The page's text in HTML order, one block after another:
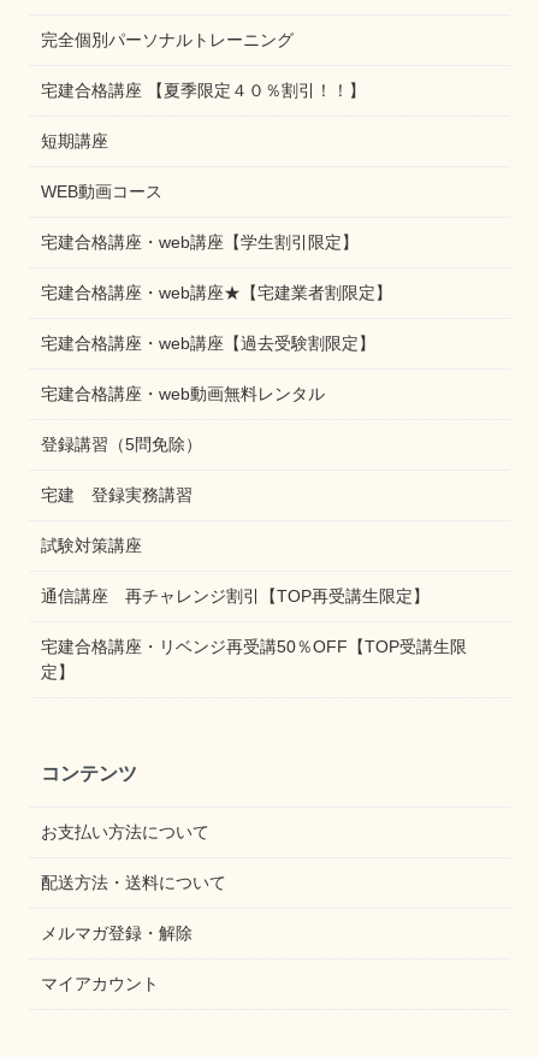
完全個別パーソナルトレーニング
宅建合格講座 【夏季限定４０％割引！！】
短期講座
WEB動画コース
宅建合格講座・web講座【学生割引限定】
宅建合格講座・web講座★【宅建業者割限定】
宅建合格講座・web講座【過去受験割限定】
宅建合格講座・web動画無料レンタル
登録講習（5問免除）
宅建 登録実務講習
試験対策講座
通信講座 再チャレンジ割引【TOP再受講生限定】
宅建合格講座・リベンジ再受講50％OFF【TOP受講生限
定】
コンテンツ
お支払い方法について
配送方法・送料について
メルマガ登録・解除
マイアカウント